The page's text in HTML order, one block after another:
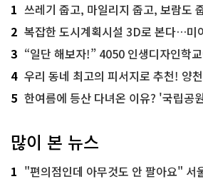
1 쓰레기 줍고, 마일리지 줍고, 보람도 줍고!
2 복잡한 도시계획시설 3D로 본다…미
3 “일단 해보자!” 4050 인생디자인학
4 우리 동네 최고의 피서지로 추천! 양천구
5 한여름에 등산 다녀온 이유? '국립공원
많이 본 뉴스
1 "편의점인데 아무것도 안 팔아요" 서울에서 가